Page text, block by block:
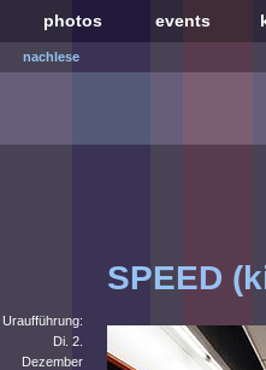
photos events
nachlese
SPEED
Uraufführung:
Di. 2.
Dezember